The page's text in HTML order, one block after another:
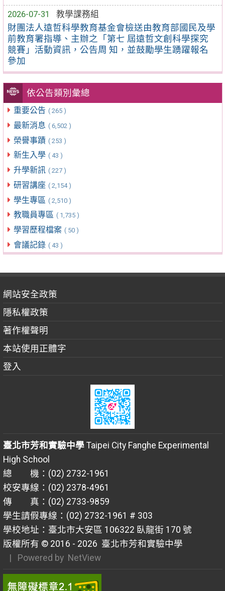
2026-07-31
教學課務組
財團法人遠哲科學教育基金會檢送由教育部國民及學
前教育署指導、主辦之「第七 屆遠哲文創科學探究
競賽」活動資訊，公告周 知，並鼓勵學生踴躍報名
參加
依公告類別彙總
重要公告 ( 265 )
最新消息 ( 6,502 )
榮譽事蹟 ( 253 )
新生入學 ( 43 )
升學新訊 ( 227 )
研習講座 ( 2,154 )
學生專區 ( 2,510 )
教職員專區 ( 1,735 )
學習歷程檔案 ( 50 )
會議記錄 ( 43 )
網站安全政策
隱私權政策
著作權聲明
本站使用正體字
登入
臺北市芳和實驗中學Taipei City Fanghe Experimental
High School
總 機：(02) 2732-1961
校安專線：(02) 2378-4961
傳 真：(02) 2733-9859
學生請假專線：(02) 2732-1961 # 303
學校地址：臺北市大安區 106322 臥龍街 170 號
版權所有 © 2016 - 2026 臺北市芳和實驗中學
| Powered by NetView